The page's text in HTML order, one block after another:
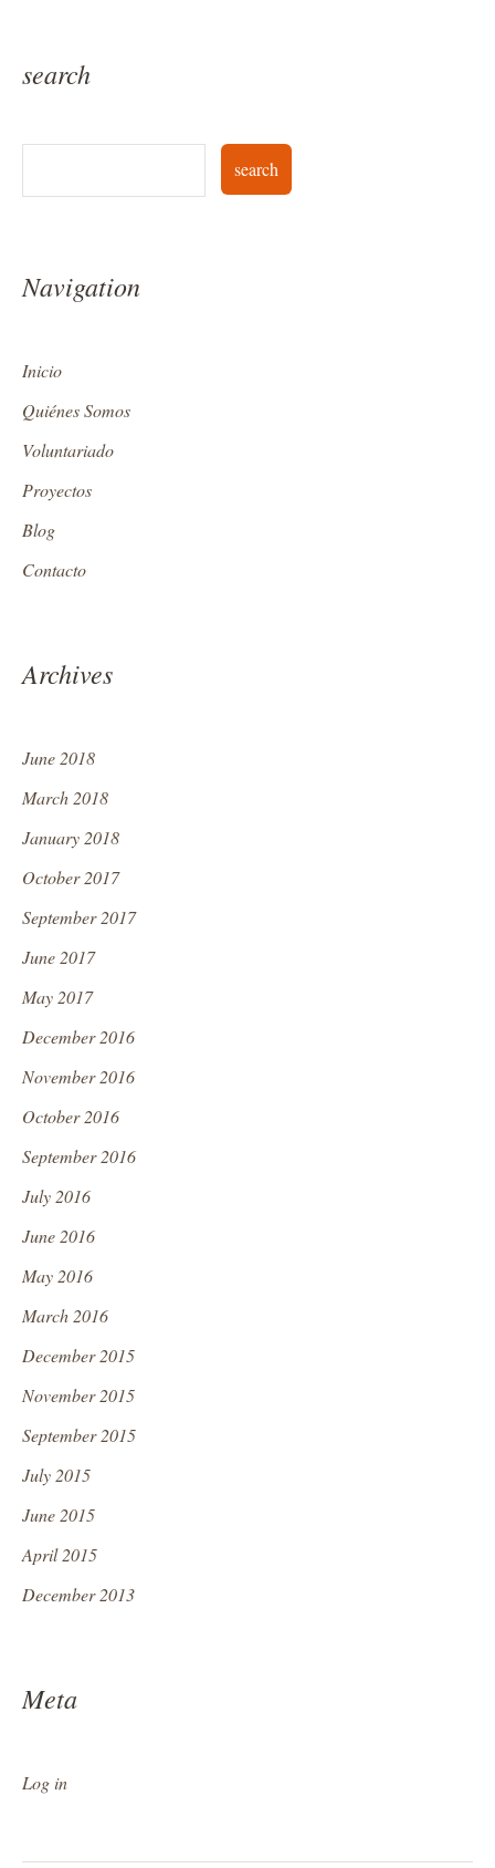
search
Navigation
Inicio
Quiénes Somos
Voluntariado
Proyectos
Blog
Contacto
Archives
June 2018
March 2018
January 2018
October 2017
September 2017
June 2017
May 2017
December 2016
November 2016
October 2016
September 2016
July 2016
June 2016
May 2016
March 2016
December 2015
November 2015
September 2015
July 2015
June 2015
April 2015
December 2013
Meta
Log in